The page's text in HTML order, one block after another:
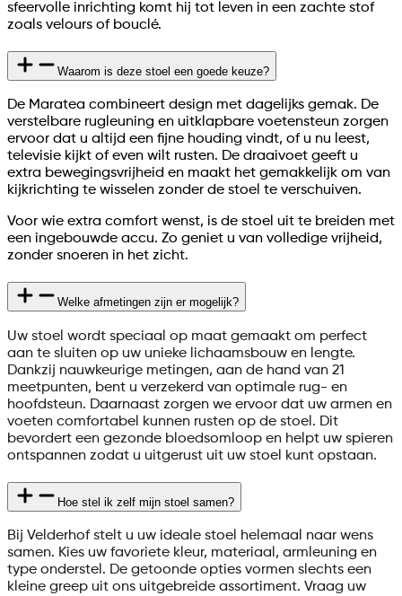
sfeervolle inrichting komt hij tot leven in een zachte stof
zoals velours of bouclé.
Waarom is deze stoel een goede keuze?
De Maratea combineert design met dagelijks gemak. De
verstelbare rugleuning en uitklapbare voetensteun zorgen
ervoor dat u altijd een fijne houding vindt, of u nu leest,
televisie kijkt of even wilt rusten. De draaivoet geeft u
extra bewegingsvrijheid en maakt het gemakkelijk om van
kijkrichting te wisselen zonder de stoel te verschuiven.
Voor wie extra comfort wenst, is de stoel uit te breiden met
een ingebouwde accu. Zo geniet u van volledige vrijheid,
zonder snoeren in het zicht.
Welke afmetingen zijn er mogelijk?
Uw stoel wordt speciaal op maat gemaakt om perfect
aan te sluiten op uw unieke lichaamsbouw en lengte.
Dankzij nauwkeurige metingen, aan de hand van 21
meetpunten, bent u verzekerd van optimale rug- en
hoofdsteun. Daarnaast zorgen we ervoor dat uw armen en
voeten comfortabel kunnen rusten op de stoel. Dit
bevordert een gezonde bloedsomloop en helpt uw spieren
ontspannen zodat u uitgerust uit uw stoel kunt opstaan.
Hoe stel ik zelf mijn stoel samen?
Bij Velderhof stelt u uw ideale stoel helemaal naar wens
samen. Kies uw favoriete kleur, materiaal, armleuning en
type onderstel. De getoonde opties vormen slechts een
kleine greep uit ons uitgebreide assortiment. Vraag uw